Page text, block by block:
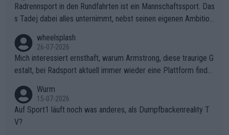
Radrennsport in den Rundfahrten ist ein Mannschaftssport. Das
s Tadej dabei alles unternimmt, nebst seinen eigenen Ambition
ganze Team auch mental stark zu machen und konkret am Erf
olg teilzuhaben, ist ihm ganz hoch anzurechnen. Das ist ein Zei
chen weit über den Radsport hinaus.
wheelsplash
26-07-2026
Mich interessiert ernsthaft, warum Armstrong, diese traurige G
estalt, bei Radsport aktuell immer wieder eine Plattform finde
Wurm
15-07-2026
Auf Sport1 läuft noch was anderes, als Dumpfbackenreality T
V?